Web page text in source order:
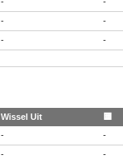
-
-
-
-
- -
Wissel Uit
🟨
-
-
- -